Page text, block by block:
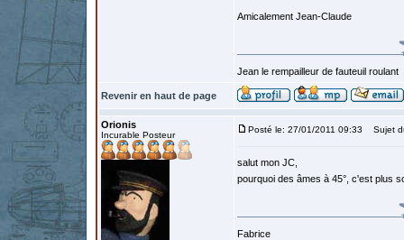
Amicalement Jean-Claude
Jean le rempailleur de fauteuil roulant
Revenir en haut de page
Orionis
Incurable Posteur
Posté le: 27/01/2011 09:33 Sujet
salut mon JC,
pourquoi des âmes à 45°, c'est plus
Fabrice